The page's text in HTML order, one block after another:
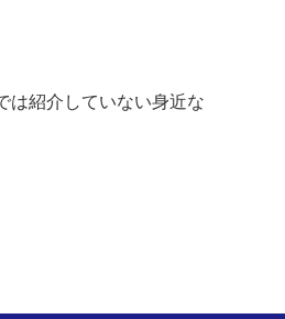
は紹介していない身近な